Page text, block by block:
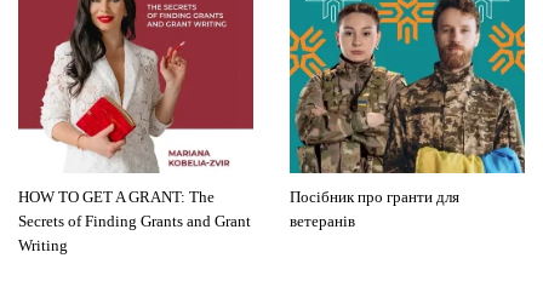
HOW TO GET A GRANT: The
Secrets of Finding Grants and Grant
Writing
Посібник про гранти для
ветеранів